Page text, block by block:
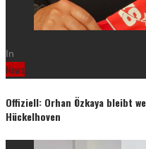
In
News
Offiziell: Orhan Özkaya bleibt
Hückelhoven